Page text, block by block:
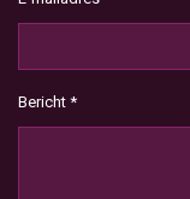
Bericht *